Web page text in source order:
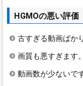
HGMOの悪い評価
古すぎる動画ばか
画質も悪すぎます。
動画数が少ないで